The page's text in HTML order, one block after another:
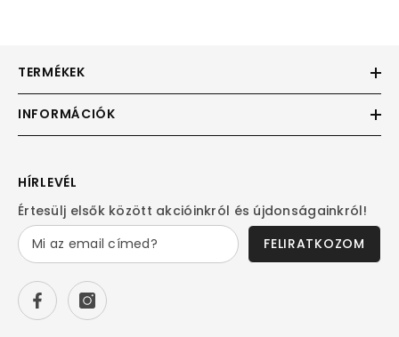
TERMÉKEK
INFORMÁCIÓK
HÍRLEVÉL
Értesülj elsők között akcióinkról és újdonságainkról!
FELIRATKOZOM